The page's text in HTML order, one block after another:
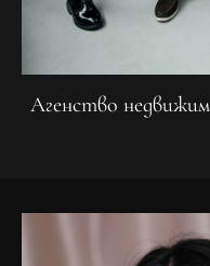
Агенство